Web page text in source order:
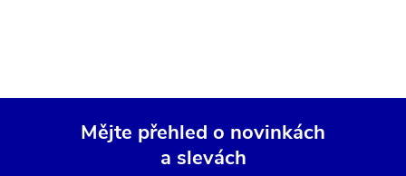
Mějte přehled o novinkách
a slevách